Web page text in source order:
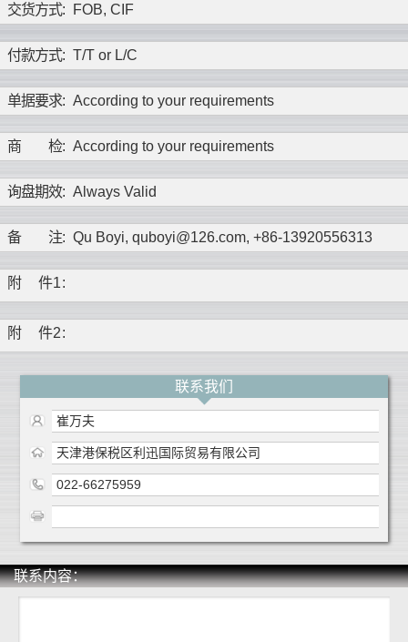
交货方式: FOB, CIF
付款方式: T/T or L/C
单据要求: According to your requirements
商 检: According to your requirements
询盘期效: Always Valid
备 注: Qu Boyi, quboyi@126.com, +86-13920556313
附 件1:
附 件2:
联系我们
崔万夫
天津港保税区利迅国际贸易有限公司
022-66275959
联系内容：